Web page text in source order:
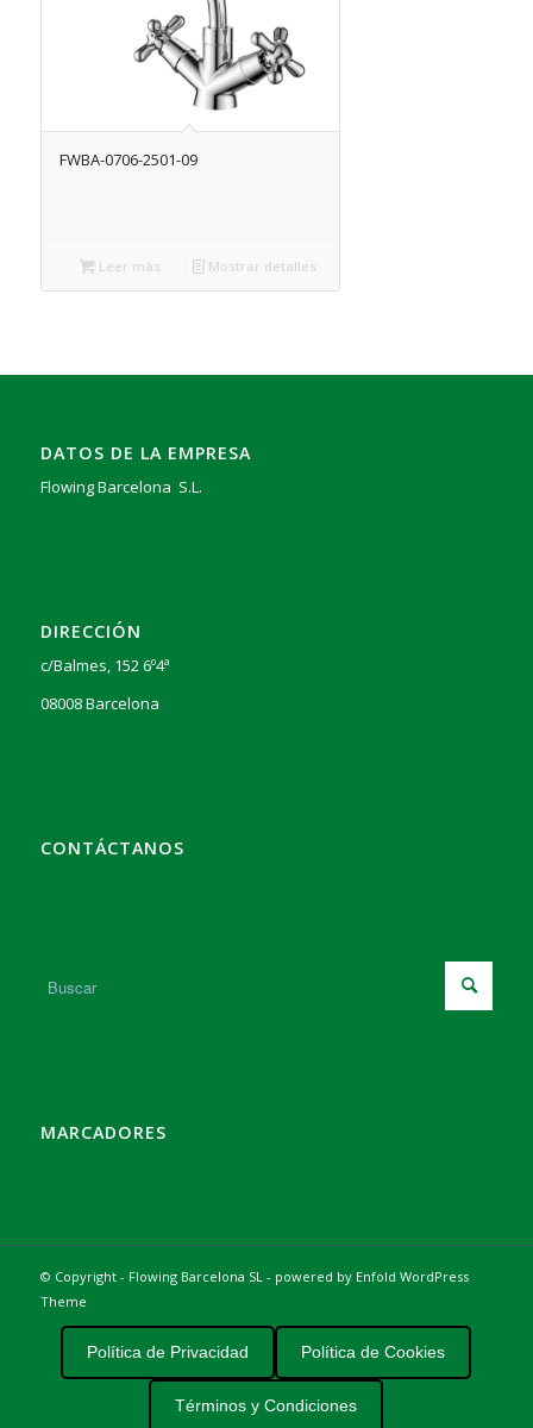
FWBA-0706-2501-09
Leer más Mostrar detalles
DATOS DE LA EMPRESA
Flowing Barcelona S.L.
DIRECCIÓN
c/Balmes, 152 6º4ª
08008 Barcelona
CONTÁCTANOS
MARCADORES
© Copyright - Flowing Barcelona SL - powered by Enfold WordPress
Theme
Política de Privacidad Política de Cookies
Términos y Condiciones